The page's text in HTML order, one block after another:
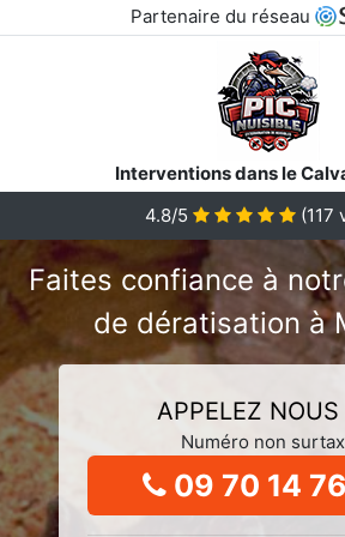
Partenaire du réseau
Interventions dans le
4.8/5
(117
Faites confiance à
de dératisation à
APPELEZ
Numéro non
09 70 14